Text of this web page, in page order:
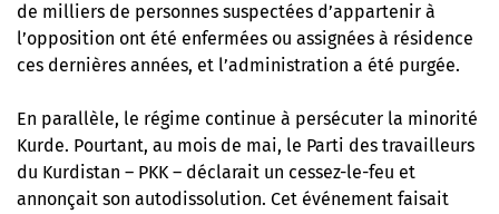
de milliers de personnes suspectées d’appartenir à
l’opposition ont été enfermées ou assignées à résidence
ces dernières années, et l’administration a été purgée.
En parallèle, le régime continue à persécuter la minorité
Kurde. Pourtant, au mois de mai, le Parti des travailleurs
du Kurdistan – PKK – déclarait un cessez-le-feu et
annonçait son autodissolution. Cet événement faisait